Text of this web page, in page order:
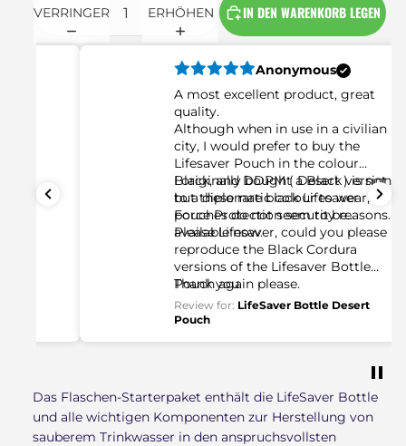
VERRINGERN
ERHÖHEN
IN DEN WARENKORB LEGEN
Anonymous
A most excellent product, great
quality.
Although when in use in a civilian
city, I would prefer to buy the
Lifesaver Pouch in the colour
Black, and DDPM ( Desert ) is not
to a diplomatic colour to wear, for
Force Protection security reasons.
I originally bought a Black version,
but these rare black Lifesaver
pouches do not seem to be
available now.
Please Lifesaver, could you please
reproduce the Black Cordura
versions of the Lifesaver Bottle
Pouch again please.
Thank you.
Review for:LifeSaver Bottle Desert
Pouch
Das Flaschen-Starterpaket enthält die LifeSaver Bottle
und alle wichtigen Komponenten zur Herstellung von
sauberem Trinkwasser in den anspruchsvollsten